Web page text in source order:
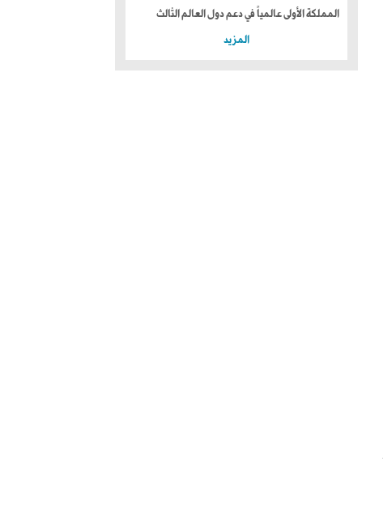
المملكة الأولى عالمياً في دعم دول العالم الثالث
المزيد